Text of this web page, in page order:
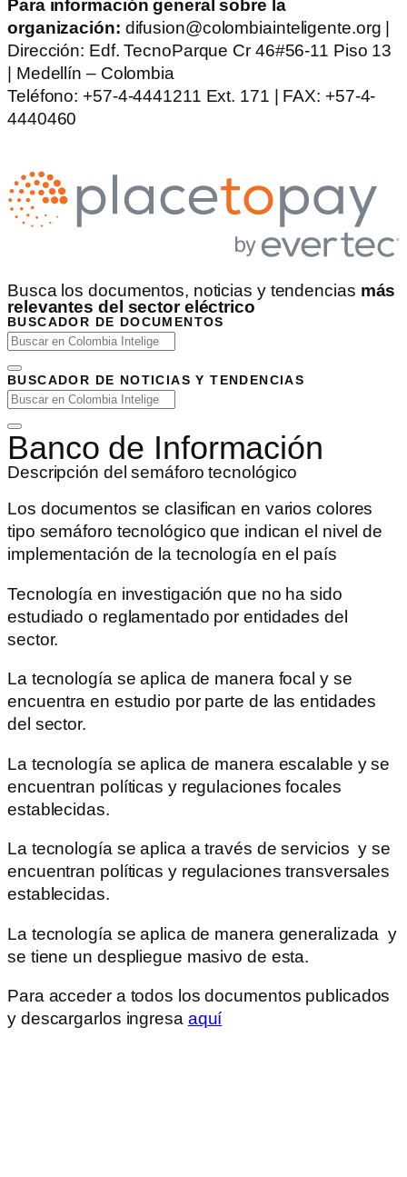
Para información general sobre la
organización: difusion@colombiainteligente.org |
Dirección: Edf. TecnoParque Cr 46#56-11 Piso 13
| Medellín – Colombia
Teléfono: +57-4-4441211 Ext. 171 | FAX: +57-4-
4440460
Busca los documentos, noticias y tendencias más
relevantes del sector eléctrico
BUSCADOR DE DOCUMENTOS
BUSCADOR DE NOTICIAS Y TENDENCIAS
Banco de Información
Descripción del semáforo tecnológico
Los documentos se clasifican en varios colores
tipo semáforo tecnológico que indican el nivel de
implementación de la tecnología en el país
Tecnología en investigación que no ha sido
estudiado o reglamentado por entidades del
sector.
La tecnología se aplica de manera focal y se
encuentra en estudio por parte de las entidades
del sector.
La tecnología se aplica de manera escalable y se
encuentran políticas y regulaciones focales
establecidas.
La tecnología se aplica a través de servicios y se
encuentran políticas y regulaciones transversales
establecidas.
La tecnología se aplica de manera generalizada y
se tiene un despliegue masivo de esta.
Para acceder a todos los documentos publicados
y descargarlos ingresa aquí